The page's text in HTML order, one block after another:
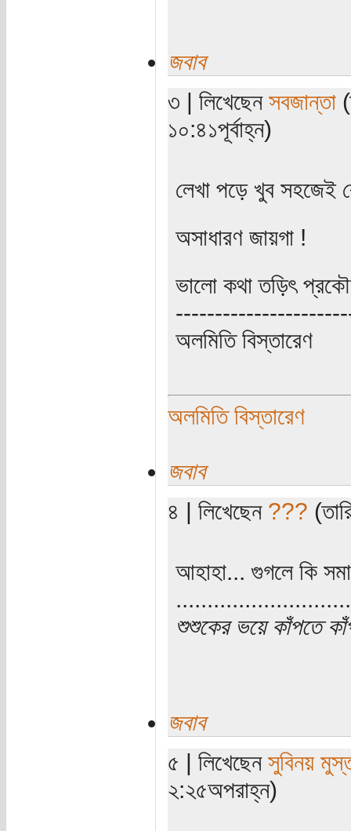
জবাব
৩ | লিখেছেন সবজান্তা
১০:৪১পূর্বাহ্ন)
লেখা পড়ে খুব সহজেই
অসাধারণ জায়গা !
ভালো কথা তড়িৎ
অলমিতি বিস্তারেণ
অলমিতি বিস্তারেণ
জবাব
৪ | লিখেছেন ???
আহাহা... গুগলে কি
শুশুকের ভয়ে কাঁপতে
জবাব
৫ | লিখেছেন সুবিনয়
২:২৫অপরাহ্ন)